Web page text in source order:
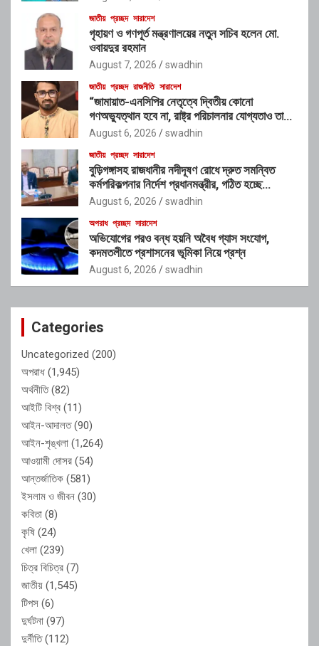
জাতীয় প্রচ্ছদ সারাদেশ
গৃহায়ণ ও গণপূর্ত মন্ত্রণালয়ের নতুন সচিব হলেন মো.
ওবায়দুর রহমান
August 7, 2026 swadhin
জাতীয় প্রচ্ছদ রাজনীতি সারাদেশ
“জামায়াত-এনসিপির নেতৃত্বে দ্বিতীয় কোনো
গণঅভ্যুত্থান হবে না, রাষ্ট্র পরিচালনার যোগ্যতাও তাদের
নেই”: রাশেদ খাঁনের
August 6, 2026 swadhin
জাতীয় প্রচ্ছদ সারাদেশ
বুড়িগঙ্গাসহ রাজধানীর নদীদূষণ রোধে দ্রুত সমন্বিত
কর্মপরিকল্পনার নির্দেশ প্রধানমন্ত্রীর, গঠিত হচ্ছে
আন্তঃসংস্থা সমন্বয় কমিটি
August 6, 2026 swadhin
অপরাধ প্রচ্ছদ সারাদেশ
অভিযোগের পরও বন্ধ হয়নি অবৈধ গ্যাস সংযোগ,
কদমতলীতে প্রশাসনের ভূমিকা নিয়ে প্রশ্ন
August 6, 2026 swadhin
Categories
Uncategorized (200)
অপরাধ (1,945)
অর্থনীতি(82)
আইটি বিশ্ব (11)
আইন-আদালত(90)
আইন-শৃঙ্খলা (1,264)
আওয়ামী দোসর (54)
আন্তর্জাতিক (581)
ইসলাম ও জীবন (30)
কবিতা (8)
কৃষি (24)
খেলা (239)
চিত্র বিচিত্র (7)
জাতীয় (1,545)
টিপস (6)
দুর্ঘটনা (97)
দুর্নীতি(112)